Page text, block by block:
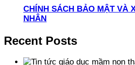
CHÍNH SÁCH BẢO MẬT VÀ
NHÂN
Recent Posts